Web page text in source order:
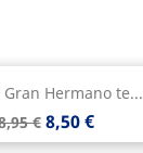
Gran Hermano te...
€ Precio
8,50 €